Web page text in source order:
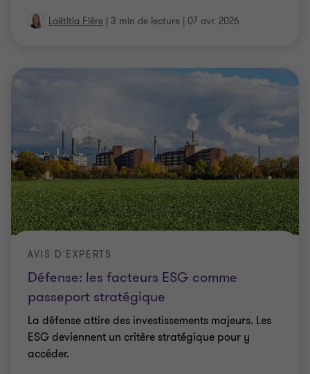
Laëtitia Fière | 3 min de lecture | 07 avr. 2026
Défense: les facteurs ESG comme
passeport stratégique
AVIS D'EXPERTS
La défense attire des investissements majeurs. Les
ESG deviennent un critère stratégique pour y
accéder.